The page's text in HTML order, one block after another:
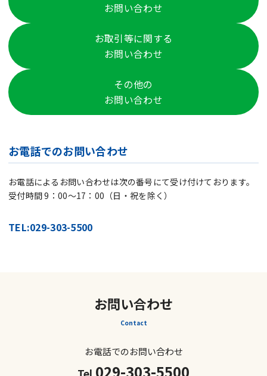
お問い合わせ
お取引等に関する
お問い合わせ
その他の
お問い合わせ
お電話でのお問い合わせ
お電話によるお問い合わせは次の番号にて受け付けております。
受付時間 9：00～17：00（日・祝を除く）
TEL:029-303-5500
お問い合わせ
Contact
お電話でのお問い合わせ
029-303-5500